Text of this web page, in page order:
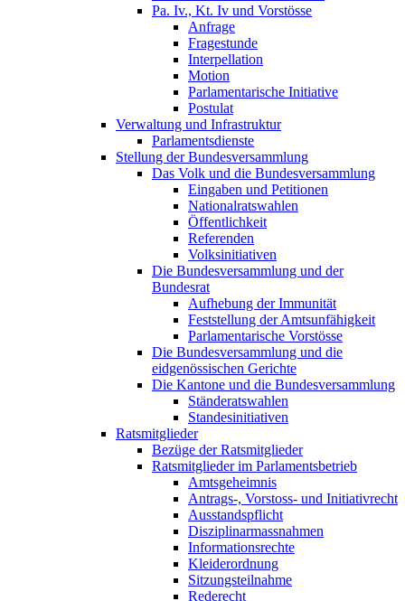
Pa. Iv., Kt. Iv und Vorstösse
Anfrage
Fragestunde
Interpellation
Motion
Parlamentarische Initiative
Postulat
Verwaltung und Infrastruktur
Parlamentsdienste
Stellung der Bundesversammlung
Das Volk und die Bundesversammlung
Eingaben und Petitionen
Nationalratswahlen
Öffentlichkeit
Referenden
Volksinitiativen
Die Bundesversammlung und der
Bundesrat
Aufhebung der Immunität
Feststellung der Amtsunfähigkeit
Parlamentarische Vorstösse
Die Bundesversammlung und die
eidgenössischen Gerichte
Die Kantone und die Bundesversammlung
Ständeratswahlen
Standesinitiativen
Ratsmitglieder
Bezüge der Ratsmitglieder
Ratsmitglieder im Parlamentsbetrieb
Amtsgeheimnis
Antrags-, Vorstoss- und Initiativrecht
Ausstandspflicht
Disziplinarmassnahmen
Informationsrechte
Kleiderordnung
Sitzungsteilnahme
Rederecht